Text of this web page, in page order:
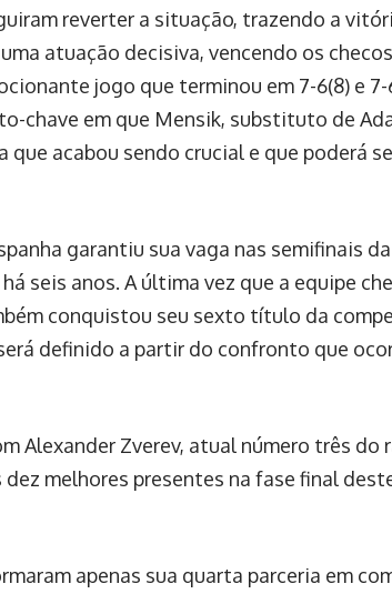
reverter a situação, trazendo a
atuação decisiva, vencendo os
jogo que terminou em 7-6(8) e
chave em que Mensik, substituto de
acabou sendo crucial e que poderá
garantiu sua vaga nas semifinais
seis anos. A última vez que a equipe
conquistou seu sexto título da
definido a partir do confronto que
Alexander Zverev, atual número três do
melhores presentes na fase final
apenas sua quarta parceria em